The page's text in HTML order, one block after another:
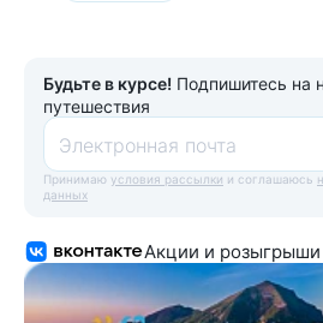
Будьте в курсе! Подпишитесь на
путешествия
Электронная почта
Принимаю условия рассылки и соглашаюсь
данных
Акции и розыгрыши